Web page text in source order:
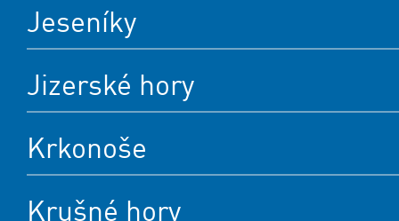
Jeseníky
Jizerské hory
Krkonoše
Krušné hory